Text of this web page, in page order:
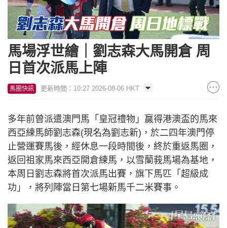
馬場浮世繪｜劉志森大馬開倉 周
日首次派馬上陣
馬圈快訊 更新時間：10:27 2026-08-06 HKT
多年前曾派遣澳門馬「皇冠禮物」贏得港澳盃的馬來
西亞練馬師劉志森(現名為劉志新)，於二四年澳門停
止營運賽馬後，經休息一段時間後，終於重返馬圈，
返回祖家馬來西亞開倉練馬，以雪蘭莪馬場為基地，
本周日劉志森將首次派馬出賽，旗下馬匹「超級成
功」，將列陣當日第七場新馬千二米賽事。